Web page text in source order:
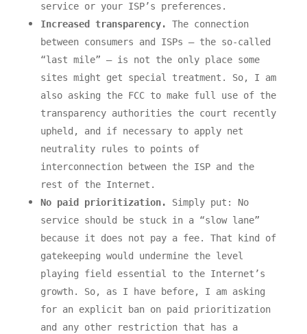
service or your ISP’s preferences.
Increased transparency.
The connection
between consumers and ISPs — the so-called
“last mile” — is not the only place some
sites might get special treatment. So, I am
also asking the FCC to make full use of the
transparency authorities the court recently
upheld, and if necessary to apply net
neutrality rules to points of
interconnection between the ISP and the
rest of the Internet.
No paid prioritization.
Simply put: No
service should be stuck in a “slow lane”
because it does not pay a fee. That kind of
gatekeeping would undermine the level
playing field essential to the Internet’s
growth. So, as I have before, I am asking
for an explicit ban on paid prioritization
and any other restriction that has a